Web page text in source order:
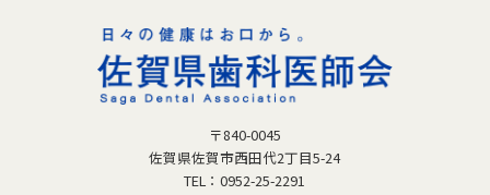
〒840-0045
佐賀県佐賀市西田代2丁目5-24
TEL：0952-25-2291